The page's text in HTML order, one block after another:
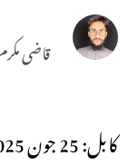
قاضی
کابل: 25 جون 2025